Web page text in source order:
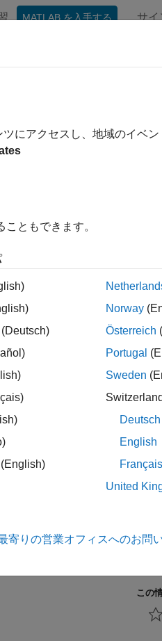
MATLAB を入手する サイ
最新ではありません。最新版
Rule 8-4-4
either be used to call the
ィング
れるものの、Polyspace®から
参照してください。
歴
この
にアクセスし、地域のイベ
ともできます。
(Deutsch)
(English)
Norway
Österreich
Portugal
Sweden
Switzerland
Deutsch
English
Français
United
寄りの営業オフィスへのお問